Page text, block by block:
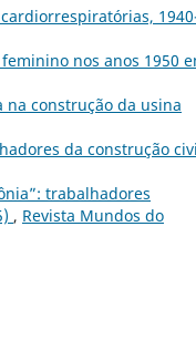
nos anos 1950
na construção da usina
da construção
trabalhadores
, Revista Mundos do